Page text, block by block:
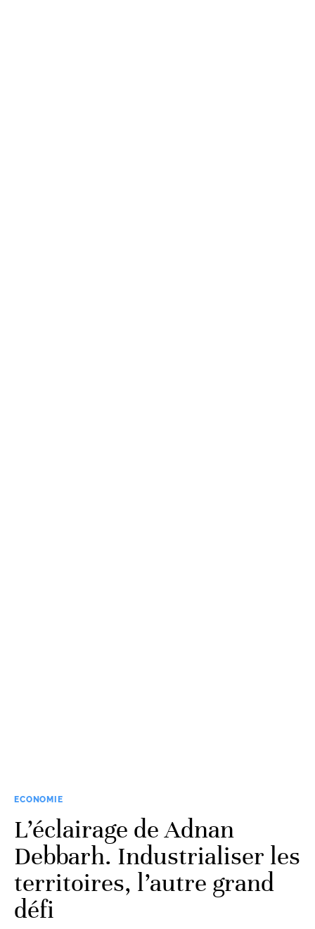
ECONOMIE
L’éclairage de Adnan
Debbarh. Industrialiser les
territoires, l’autre grand
défi